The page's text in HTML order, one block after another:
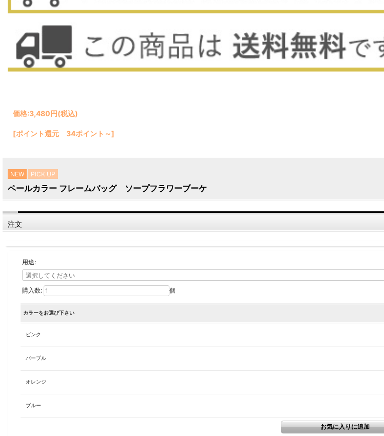
価格:3,480円(税込)
[ポイント還元 34ポイント～]
NEW PICK UP
ペールカラー フレームバッグ ソープフラワーブーケ
注文
用途:
購入数: 個
カラーをお選び下さい
ピンク
パープル
オレンジ
ブルー